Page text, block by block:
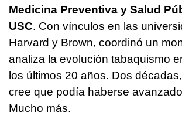
Medicina Preventiva y Salud
USC. Con vínculos en las
Harvard y Brown, coordinó un
analiza la evolución tabaquismo
los últimos 20 años. Dos
cree que podía haberse
Mucho más.